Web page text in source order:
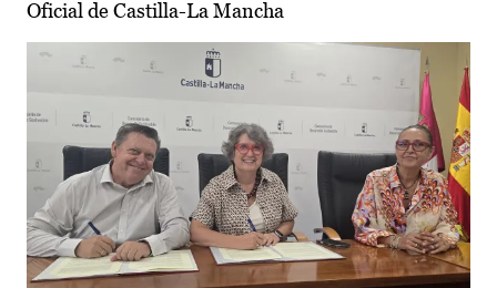
Oficial de Castilla-La Mancha